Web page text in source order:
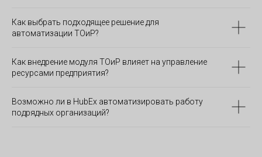
Как выбрать подходящее решение для
автоматизации ТОиР?
Как внедрение модуля ТОиР влияет на управление
ресурсами предприятия?
Возможно ли в HubEx автоматизировать работу
подрядных организаций?